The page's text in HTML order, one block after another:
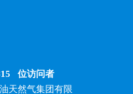
位访问者
天然气集团有限